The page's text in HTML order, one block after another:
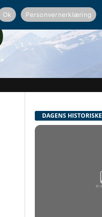
DAGENS HISTORISKE
Ok Personvernerklæring